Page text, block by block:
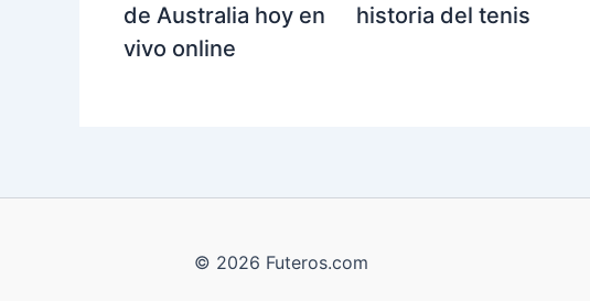
de Australia hoy en
vivo online
historia del tenis
© 2026 Futeros.com